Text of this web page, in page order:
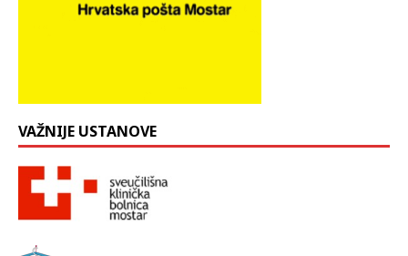
VAŽNIJE USTANOVE